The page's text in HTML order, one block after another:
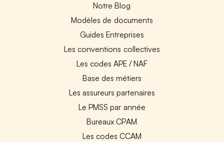
Notre Blog
Modèles de documents
Guides Entreprises
Les conventions collectives
Les codes APE / NAF
Base des métiers
Les assureurs partenaires
Le PMSS par année
Bureaux CPAM
Les codes CCAM